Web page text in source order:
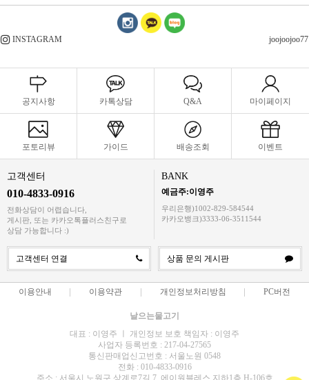
INSTAGRAM joojoojoo77
공지사항 카톡상담 Q&A 마이페이지
포토리뷰 가이드 배송조회 이벤트
고객센터
010-4833-0916
전화상담이 어렵습니다,
게시판, 또는 카카오톡플러스친구로
상담 가능합니다 :)
BANK
예금주:이영주
우리은행)1002-829-584544
카카오뱅크)3333-06-3511544
고객센터 연결 상품 문의 게시판
이용안내 이용약관 개인정보처리방침 PC버전
날으는물고기
대표 : 이영주 ㅣ 개인정보 보호 책임자 : 이영주
사업자 등록번호 : 217-04-27565
통신판매업신고번호 : 서울노원 0548
전화 : 010-4833-0916
주소 : 서울시 노원구 상계로7길 7, 에이원블레스 지하1층 H-106호